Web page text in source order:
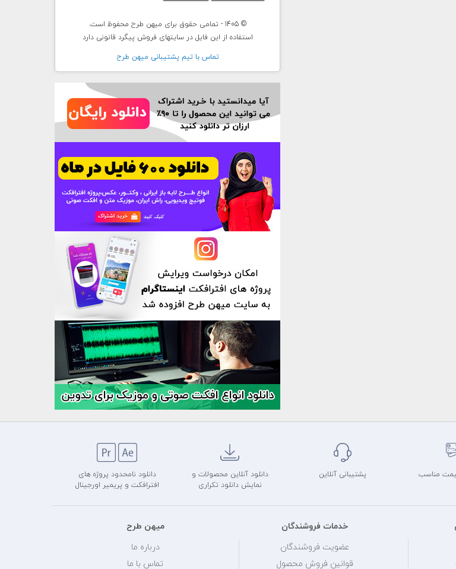
© 1405 - تمامی حقوق برای میهن طرح محفوظ است.
استفاده از این فایل در سایتهای فروش پیگرد قانونی دارد
تماس با تيم پشتيبانی ميهن طرح
مناسب پشتیبانی آنلاین
دانلود آنلاین محصولات و
نمایش دانلود تکراری
دانلود نامحدود پروژه های
افترافکت و پریمیر اورجینال
خدمات فروشندگان
عضویت فروشندگان
قوانین فروش محصول
میهن طرح
درباره ما
تماس با ما